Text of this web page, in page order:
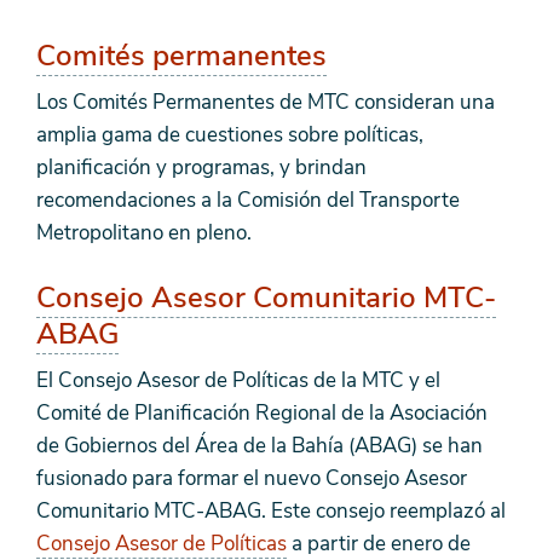
Comités permanentes
Los Comités Permanentes de MTC consideran una
amplia gama de cuestiones sobre políticas,
planificación y programas, y brindan
recomendaciones a la Comisión del Transporte
Metropolitano en pleno.
Consejo Asesor Comunitario MTC-
ABAG
El Consejo Asesor de Políticas de la MTC y el
Comité de Planificación Regional de la Asociación
de Gobiernos del Área de la Bahía (ABAG) se han
fusionado para formar el nuevo Consejo Asesor
Comunitario MTC-ABAG. Este consejo reemplazó al
Consejo Asesor de Políticas a partir de enero de